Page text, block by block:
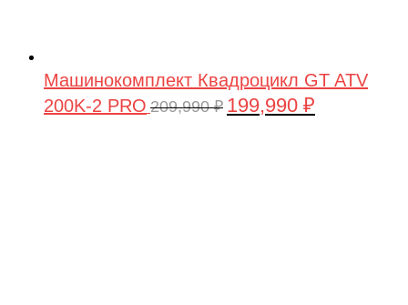
Машинокомплект Квадроцикл GT ATV
200K-2 PRO 209,990₽ Первоначальная
199,990 ₽